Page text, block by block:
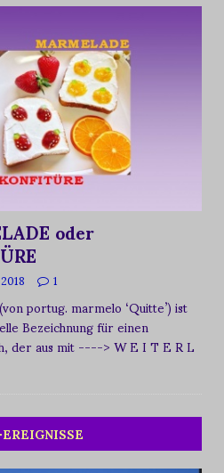
oder
1
portug. marmelo ‘Quitte’) ist
Bezeichnung für einen
der aus mit----> W E I T E R L